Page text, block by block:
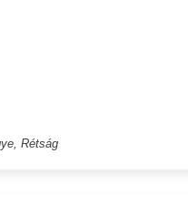
Rétság